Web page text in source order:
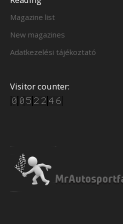
Magazine list
New magazines
Adatkezelési tájékoztató
Visitor counter: